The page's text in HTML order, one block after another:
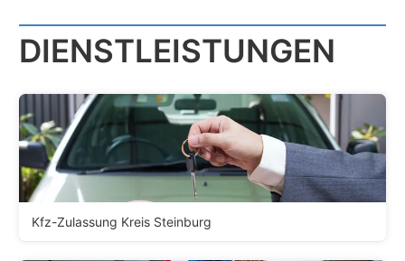
DIENST­LEISTUNGEN
Kfz-Zulassung Kreis Steinburg